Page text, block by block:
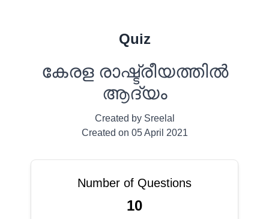
Quiz
കേരള രാഷ്ട്രീയത്തിൽ
ആദ്യം
Created by Sreelal
Created on 05 April 2021
Number of Questions
10